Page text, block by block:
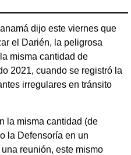
dijo este viernes que
el Darién, la peligrosa
misma cantidad de
2021, cuando se registró la
irregulares en tránsito
la misma cantidad (de
la Defensoría en un
reunión, este mismo